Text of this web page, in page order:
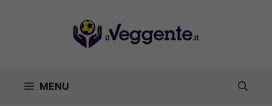
MENU